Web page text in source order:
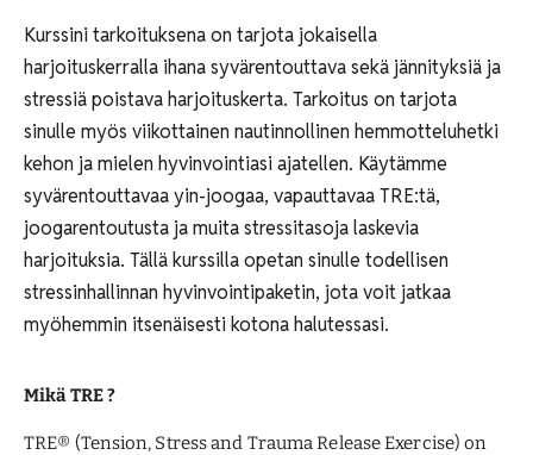
Kurssini tarkoituksena on tarjota jokaisella
harjoituskerralla ihana syvärentouttava sekä jännityksiä ja
stressiä poistava harjoituskerta. Tarkoitus on tarjota
sinulle myös viikottainen nautinnollinen hemmotteluhetki
kehon ja mielen hyvinvointiasi ajatellen. Käytämme
syvärentouttavaa yin-joogaa, vapauttavaa TRE:tä,
joogarentoutusta ja muita stressitasoja laskevia
harjoituksia. Tällä kurssilla opetan sinulle todellisen
stressinhallinnan hyvinvointipaketin, jota voit jatkaa
myöhemmin itsenäisesti kotona halutessasi.
Mikä TRE ?
TRE® (Tension, Stress and Trauma Release Exercise) on